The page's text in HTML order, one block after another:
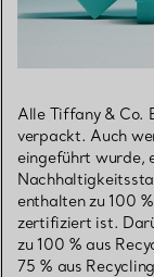
Alle Tiffany & Co.
verpackt. Auch
eingeführt wurde,
enthalten zu 100
zertifiziert ist.
zu 100 % aus
75 % aus